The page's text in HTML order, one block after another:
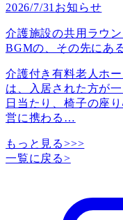
2026/7/31 お知らせ
介護施設の共用ラウ
BGMの、その先にあ
介護付き有料老人ホ
は、入居された方が
日当たり、椅子の座
営に携わる …
もっと見る>>>
一覧に戻る>